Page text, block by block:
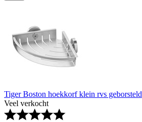
Tiger Boston hoekkorf klein rvs geborsteld
Veel verkocht